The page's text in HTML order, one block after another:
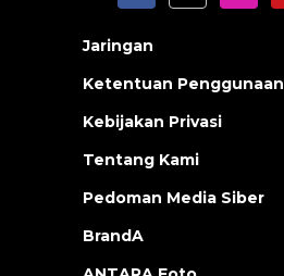
Jaringan
Ketentuan Penggunaan
Kebijakan Privasi
Tentang Kami
Pedoman Media Siber
BrandA